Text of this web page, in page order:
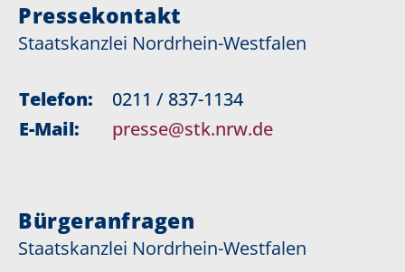
Pressekontakt
Staatskanzlei Nordrhein-Westfalen
Telefon:
0211 / 837-1134
E-Mail:
presse@stk.nrw.de
Bürgeranfragen
Staatskanzlei Nordrhein-Westfalen